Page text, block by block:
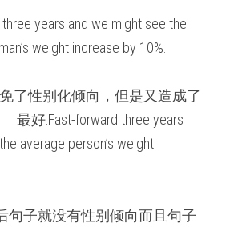
years and we might see the
weight increase by 10%.
了性别化倾向，但是又造成了
最好:Fast-forward three years
average person’s weight
句子就没有性别倾向而且句子